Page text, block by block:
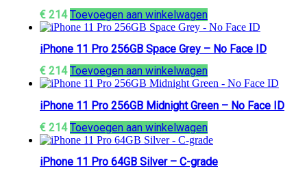
€ 214 Toevoegen aan winkelwagen
iPhone 11 Pro 256GB Space Grey – No Face ID
€ 214 Toevoegen aan winkelwagen
iPhone 11 Pro 256GB Midnight Green – No Face ID
€ 214 Toevoegen aan winkelwagen
iPhone 11 Pro 64GB Silver – C-grade